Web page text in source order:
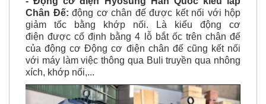
Chân Đế: động cơ chân đế được kết nối với hộp
giảm tốc bằng khớp nối. Là kiểu động cơ
điện được cố định bằng 4 lỗ bắt ốc trên chân đế
của động cơ Động cơ điện chân đế cũng kết nối
với máy làm việc thông qua Buli truyền qua nhông
xích, khớp nối,...